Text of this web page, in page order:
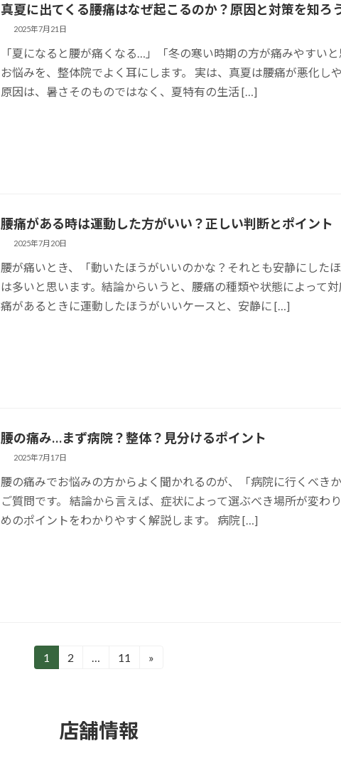
真夏に出てくる腰痛はなぜ起こるのか？原因と対策を知ろ
2025年7月21日
「夏になると腰が痛くなる…」「冬の寒い時期の方が痛みやすい
お悩みを、整体院でよく耳にします。 実は、真夏は腰痛が悪化し
原因は、暑さそのものではなく、夏特有の生活 […]
腰痛がある時は運動した方がいい？正しい判断とポイント
2025年7月20日
腰が痛いとき、「動いたほうがいいのかな？それとも安静にした
は多いと思います。結論からいうと、腰痛の種類や状態によって
痛があるときに運動したほうがいいケースと、安静に […]
腰の痛み…まず病院？整体？見分けるポイント
2025年7月17日
腰の痛みでお悩みの方からよく聞かれるのが、「病院に行くべき
ご質問です。 結論から言えば、症状によって選ぶべき場所が変わ
めのポイントをわかりやすく解説します。 病院 […]
固
1
固
ジ
2
固
ジ
11 »
店舗情報